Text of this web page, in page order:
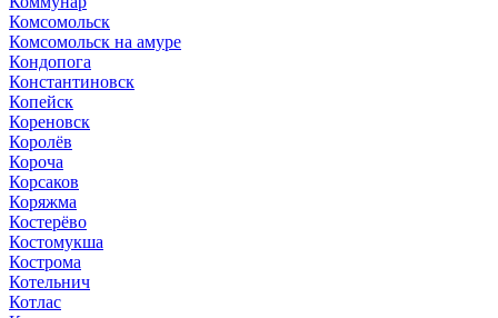
Комсомольск
Комсомольск на амуре
Кондопога
Константиновск
Копейск
Кореновск
Королёв
Короча
Корсаков
Коряжма
Костерёво
Костомукша
Кострома
Котельнич
Котлас